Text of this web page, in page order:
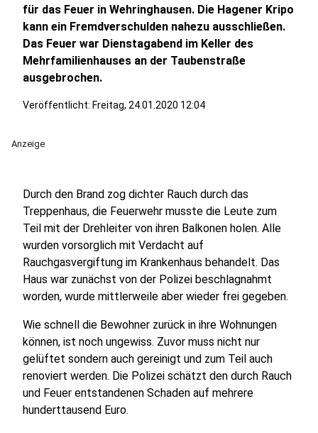
für das Feuer in Wehringhausen. Die Hagener Kripo
kann ein Fremdverschulden nahezu ausschließen.
Das Feuer war Dienstagabend im Keller des
Mehrfamilienhauses an der Taubenstraße
ausgebrochen.
Veröffentlicht: Freitag, 24.01.2020 12:04
Anzeige
Durch den Brand zog dichter Rauch durch das
Treppenhaus, die Feuerwehr musste die Leute zum
Teil mit der Drehleiter von ihren Balkonen holen. Alle
wurden vorsorglich mit Verdacht auf
Rauchgasvergiftung im Krankenhaus behandelt. Das
Haus war zunächst von der Polizei beschlagnahmt
worden, wurde mittlerweile aber wieder frei gegeben.
Wie schnell die Bewohner zurück in ihre Wohnungen
können, ist noch ungewiss. Zuvor muss nicht nur
gelüftet sondern auch gereinigt und zum Teil auch
renoviert werden. Die Polizei schätzt den durch Rauch
und Feuer entstandenen Schaden auf mehrere
hunderttausend Euro.